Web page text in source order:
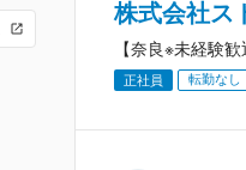
株式会社ス
【奈良※未経験
正社員 転勤なし